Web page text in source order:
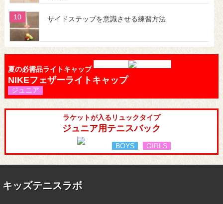
サイドステップを意識させる練習方法
夏の必需品ライトキャップ
NIKEフェザーライトキャップ
ジュニア
ラケットが入るリュックタイプ
ジュニア用テニスバック
BOYS GIRLS
キッズテニスラボ